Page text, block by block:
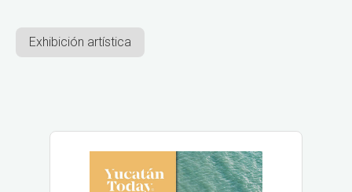
Exhibición artística